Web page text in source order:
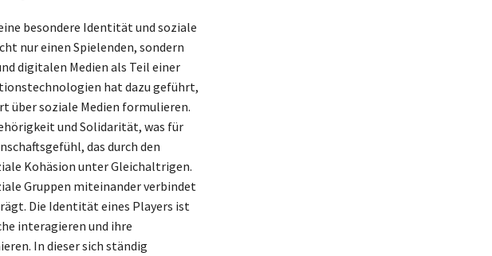
besondere Identität und soziale
nur einen Spielenden, sondern
digitalen Medien als Teil einer
hat dazu geführt,
über soziale Medien formulieren.
und Solidarität, was für
das durch den
Kohäsion unter Gleichaltrigen.
Gruppen miteinander verbindet
Die Identität eines Players ist
interagieren und ihre
In dieser sich ständig